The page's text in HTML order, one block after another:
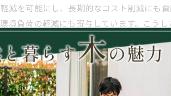
減を可能にし、長期的なコスト削減にも
境負荷の軽減にも寄与しています。こう
スタンダードとして期待されています。
の木材利用